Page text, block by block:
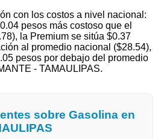
con los costos a nivel nacional:
pesos más costoso que el
la Premium se sitúa $0.37
al promedio nacional ($28.54),
pesos por debajo del promedio
- TAMAULIPAS.
sobre Gasolina en